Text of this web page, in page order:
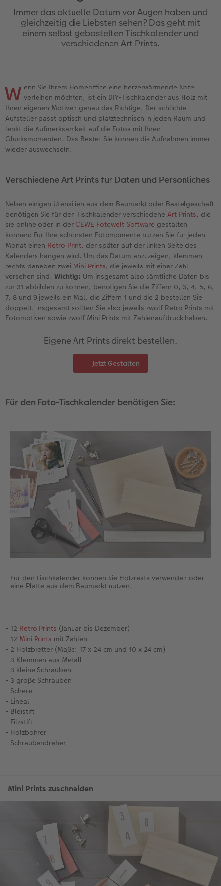
Jahrbuch gestalten
CEWE FOTOBUCH Kids
Schuber
Designvorlagen
Foto-Kochbuch
Kundenbeispiele
Webinare
CEWE myPhotos
Gestaltungsideen
Anleitungen & Hilfe
Inspiration
Neuheiten
Bilderboxen
Premium Poster
Fotosets
Sofortfotos
CEWE myPhotos
Neuheiten
Extras
Photo Streetmap Poster
Acrylglas
Foto auf Holz
Hartschaum
Gallery Print
hexxas
Willkommensschild
Wandgestaltung
Mehrteiler
im Wunschformat
Neuheiten
Extras
Dankeskarten Kommunion
Dankeskarten
Weitere Anlässe
Papierqualitäten
Klappkarten
Fotokarten
Postkarten
Karte mit Einsteckfoto
Einzelkarten
Digitale Grußkarte
CEWE myPhotos
Neuheiten
Textilien
Schule & Büro
Art Prints
Handyhüllen
Faber-Castell
Haustierwelt
Geschenkideen
Kundenbeispiele
CEWE Geschenkgutschein
CEWE myPhotos
Neuheiten
Wandkalender mit Design
NEU: Wandkalender Fineline
Neuheiten
Extras
CEWE myPhotos
Max Case
Smartflip
Cardholder
CEWE myPhotos
Neuheiten
nachhaltiger Schenken
Danke sagen
Geburtstagsgeschenke
Inspiration
Kundenbeispiele
Immer das aktuelle Datum vor Augen haben und
gleichzeitig die Liebsten sehen? Das geht mit
einem selbst gebastelten Tischkalender und
verschiedenen Art Prints.
W enn Sie Ihrem Homeoffice eine herzerwärmende Note
verleihen möchten, ist ein DIY-Tischkalender aus Holz mit
Ihren eigenen Motiven genau das Richtige. Der schlichte
Aufsteller passt optisch und platztechnisch in jeden Raum und
lenkt die Aufmerksamkeit auf die Fotos mit Ihren
Glücksmomenten. Das Beste: Sie können die Aufnahmen immer
wieder auswechseln.
Verschiedene Art Prints für Daten und Persönliches
Neben einigen Utensilien aus dem Baumarkt oder Bastelgeschäft
benötigen Sie für den Tischkalender verschiedeneArt Prints, die
sie online oder in der CEWE Fotowelt Software gestalten
können: Für Ihre schönsten Fotomomente nutzen Sie für jeden
Monat einen Retro Print, der später auf der linken Seite des
Kalenders hängen wird. Um das Datum anzuzeigen, klemmen
rechts daneben zwei Mini Prints, die jeweils mit einer Zahl
versehen sind.Wichtig: Um insgesamt also sämtliche Daten bis
zur 31 abbilden zu können, benötigen Sie die Ziffern 0, 3, 4, 5, 6,
7, 8 und 9 jeweils ein Mal, die Ziffern 1 und die 2 bestellen Sie
doppelt. Insgesamt sollten Sie also jeweils zwölf Retro Prints mit
Fotomotiven sowie zwölf Mini Prints mit Zahlenaufdruck haben.
Eigene Art Prints direkt bestellen.
Jetzt Gestalten
Für den Foto-Tischkalender benötigen Sie:
Für den Tischkalender können Sie Holzreste verwenden oder
eine Platte aus dem Baumarkt nutzen.
- 12 Retro Prints (Januar bis Dezember)
- 12 Mini Prints mit Zahlen
- 2 Holzbretter (Maße: 17 x 24 cm und 10 x 24 cm)
- 3 Klemmen aus Metall
- 3 kleine Schrauben
- 3 große Schrauben
- Schere
- Lineal
- Bleistift
- Filzstift
- Holzbohrer
- Schraubendreher